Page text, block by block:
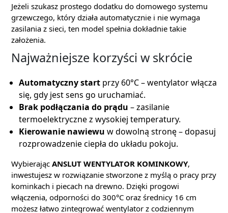
Jeżeli szukasz prostego dodatku do domowego systemu
grzewczego, który działa automatycznie i nie wymaga
zasilania z sieci, ten model spełnia dokładnie takie
założenia.
Najważniejsze korzyści w skrócie
Automatyczny start przy 60°C – wentylator włącza
się, gdy jest sens go uruchamiać.
Brak podłączania do prądu – zasilanie
termoelektryczne z wysokiej temperatury.
Kierowanie nawiewu w dowolną stronę – dopasuj
rozprowadzenie ciepła do układu pokoju.
Wybierając ANSLUT WENTYLATOR KOMINKOWY,
inwestujesz w rozwiązanie stworzone z myślą o pracy przy
kominkach i piecach na drewno. Dzięki progowi
włączenia, odporności do 300°C oraz średnicy 16 cm
możesz łatwo zintegrować wentylator z codziennym